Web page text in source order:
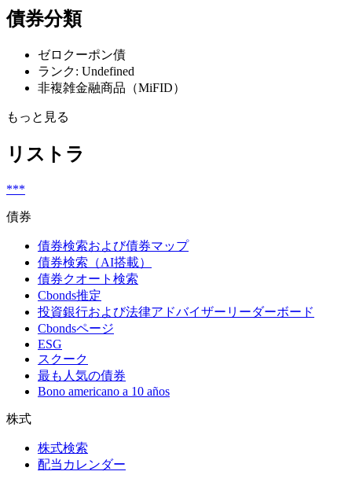
債券分類
ゼロクーポン債
ランク: Undefined
非複雑金融商品（MiFID）
もっと見る
リストラ
***
債券
債券検索および債券マップ
債券検索（AI搭載）
債券クオート検索
Cbonds推定
投資銀行および法律アドバイザーリーダーボード
Cbondsページ
ESG
スクーク
最も人気の債券
Bono americano a 10 años
株式
株式検索
配当カレンダー